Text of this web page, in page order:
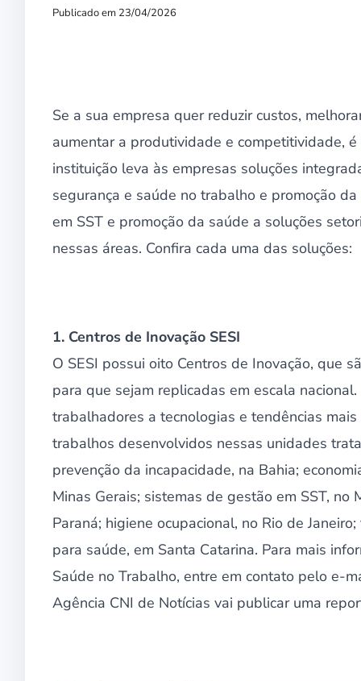
Publicado em 23/04/2026
Se a sua empresa quer reduzir custos,
aumentar a produtividade e competitividade,
instituição leva às empresas soluções
segurança e saúde no trabalho e promoção
em SST e promoção da saúde a soluções
nessas áreas. Confira cada uma das soluções:
1. Centros de Inovação SESI
O SESI possui oito Centros de Inovação, que
para que sejam replicadas em escala
trabalhadores a tecnologias e tendências
trabalhos desenvolvidos nessas unidades
prevenção da incapacidade, na Bahia;
Minas Gerais; sistemas de gestão em SST,
Paraná; higiene ocupacional, no Rio de
para saúde, em Santa Catarina. Para mais
Saúde no Trabalho, entre em contato pelo e-
Agência CNI de Notícias vai publicar uma